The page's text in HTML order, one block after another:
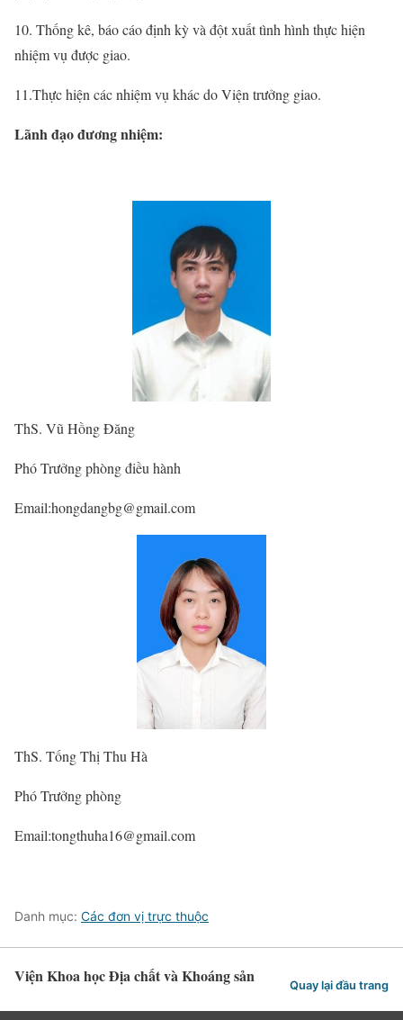
10. Thống kê, báo cáo định kỳ và đột xuất tình hình thực hiện
nhiệm vụ được giao.
11.Thực hiện các nhiệm vụ khác do Viện trưởng giao.
Lãnh đạo đương nhiệm:
ThS. Vũ Hồng Đăng
Phó Trưởng phòng điều hành
Email:hongdangbg@gmail.com
ThS. Tống Thị Thu Hà
Phó Trưởng phòng
Email:tongthuha16@gmail.com
Danh mục: Các đơn vị trực thuộc
Viện Khoa học Địa chất và Khoáng sản Quay lại đầu trang